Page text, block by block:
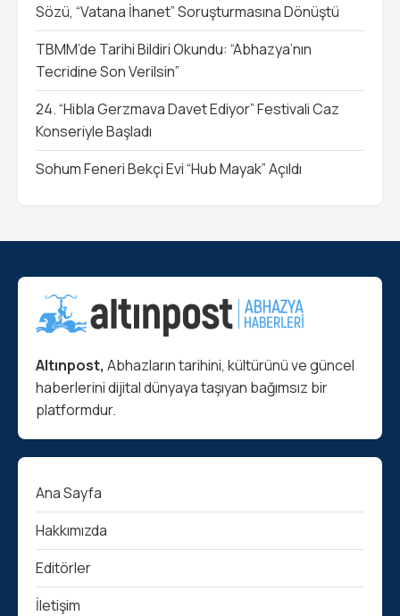
Sözü, “Vatana İhanet” Soruşturmasına Dönüştü
TBMM’de Tarihi Bildiri Okundu: “Abhazya’nın
Tecridine Son Verilsin”
24. “Hibla Gerzmava Davet Ediyor” Festivali Caz
Konseriyle Başladı
Sohum Feneri Bekçi Evi “Hub Mayak” Açıldı
Altınpost, Abhazların tarihini, kültürünü ve güncel
haberlerini dijital dünyaya taşıyan bağımsız bir
platformdur.
Ana Sayfa
Hakkımızda
Editörler
İletişim